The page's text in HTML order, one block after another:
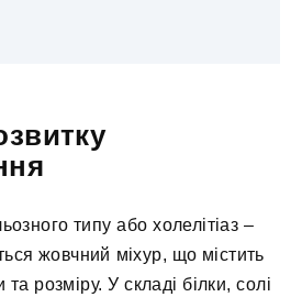
типу або холелітіаз –
жовчний міхур, що містить
розміру. У складі білки, солі